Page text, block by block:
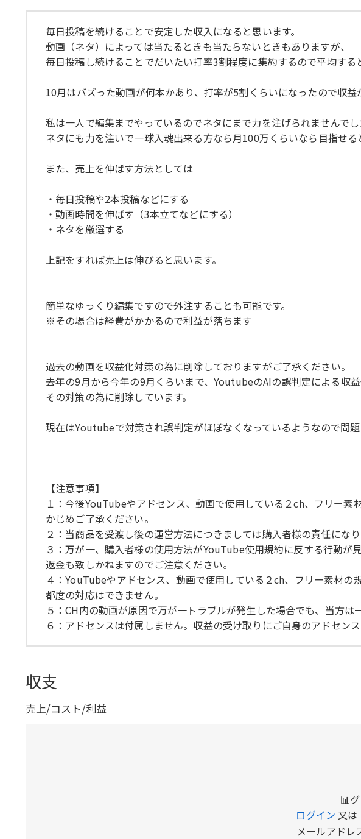
毎日投稿を続けることで安定した収入になると思います。
動画（ネタ）によっては当たるときも当たらないときもありますが、
毎日投稿し続けることでだいたい打率3割程度に集約するので平均する
10月はバズった動画が何本かあり、打率が5割くらいになったので収益
私は一人で編集までやっているのでネタにまで力を注げられませんで
ネタにも力を注いで一球入魂出来る方なら月100万くらいなら目指せる
また、売上を伸ばす方法としては
・毎日投稿や2本投稿などにする
・動画時間を伸ばす（3本立てなどにする）
・ネタを厳選する
上記をすれば売上は伸びると思います。
簡単なゆっくり編集ですので外注することも可能です。
※その場合は経費がかかるので利益が落ちます
過去の動画を収益化対策の為に削除しておりますがご了承ください。
去年の9月から今年の9月くらいまで、YoutubeのAIの誤判定による収
その対策の為に削除しています。
現在はYoutubeで対策され誤判定がほぼなくなっているようなので問題
【注意事項】
１：今後YouTubeやアドセンス、動画で使用している２ch、フリー
かじめご了承ください。
２：当商品を受渡し後の運営方法につきましては購入者様の責任になり
３：万が一、購入者様の使用方法がYouTube使用規約に反する行動
返金も致しかねますのでご注意ください。
４：YouTubeやアドセンス、動画で使用している２ch、フリー素材
都度の対応はできません。
５：CH内の動画が原因で万が一トラブルが発生した場合でも、当方は
６：アドセンスは付属しません。収益の受け取りにご自身のアドセン
収支
売上/コスト/利益
📊
ログイン 又は
メールアドレ